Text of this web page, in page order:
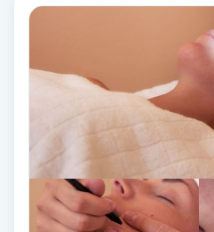
Microshading